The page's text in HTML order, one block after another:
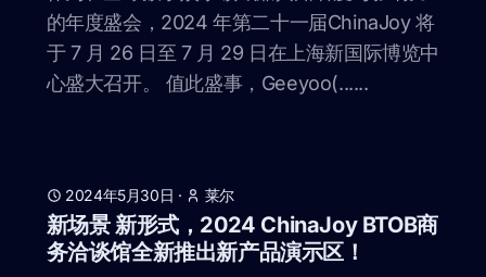
的年度盛会，2024 年第二十一届ChinaJoy 将
于 7 月 26 日至 7 月 29 日在上海新国际博览中
心盛大召开。 值此盛事，Geeyoo(......
2024年5月30日 · 莱尔
新场景 新形式，2024 ChinaJoy BTOB商
务洽谈馆全新推出新产品演示区！